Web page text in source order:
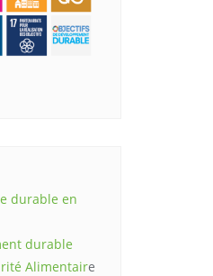
durable en
durable
Alimentaire